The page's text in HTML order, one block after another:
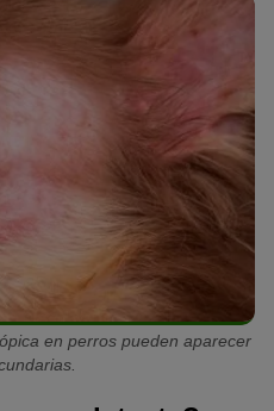
en perros pueden aparecer